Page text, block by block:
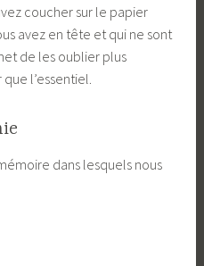
coucher sur le papier
avez en tête et qui ne sont
de les oublier plus
l’essentiel.
dans lesquels nous